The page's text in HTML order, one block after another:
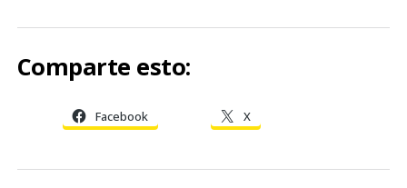
Comparte esto:
Facebook X